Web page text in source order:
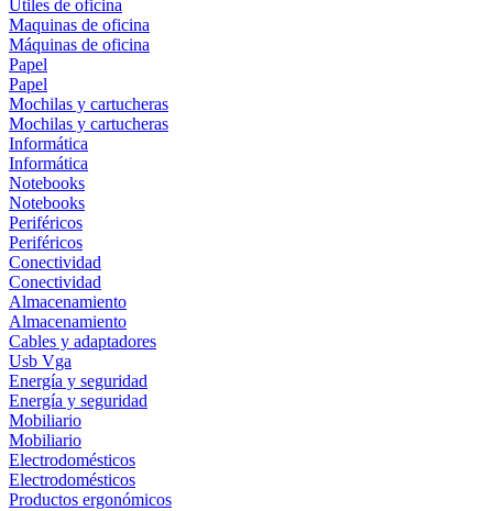
Útiles de oficina
Maquinas de oficina
Máquinas de oficina
Papel
Papel
Mochilas y cartucheras
Mochilas y cartucheras
Informática
Informática
Notebooks
Notebooks
Periféricos
Periféricos
Conectividad
Conectividad
Almacenamiento
Almacenamiento
Cables y adaptadores
Usb Vga
Energía y seguridad
Energía y seguridad
Mobiliario
Mobiliario
Electrodomésticos
Electrodomésticos
Productos ergonómicos